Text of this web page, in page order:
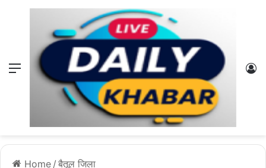
Menu
Home / बैतूल जिला